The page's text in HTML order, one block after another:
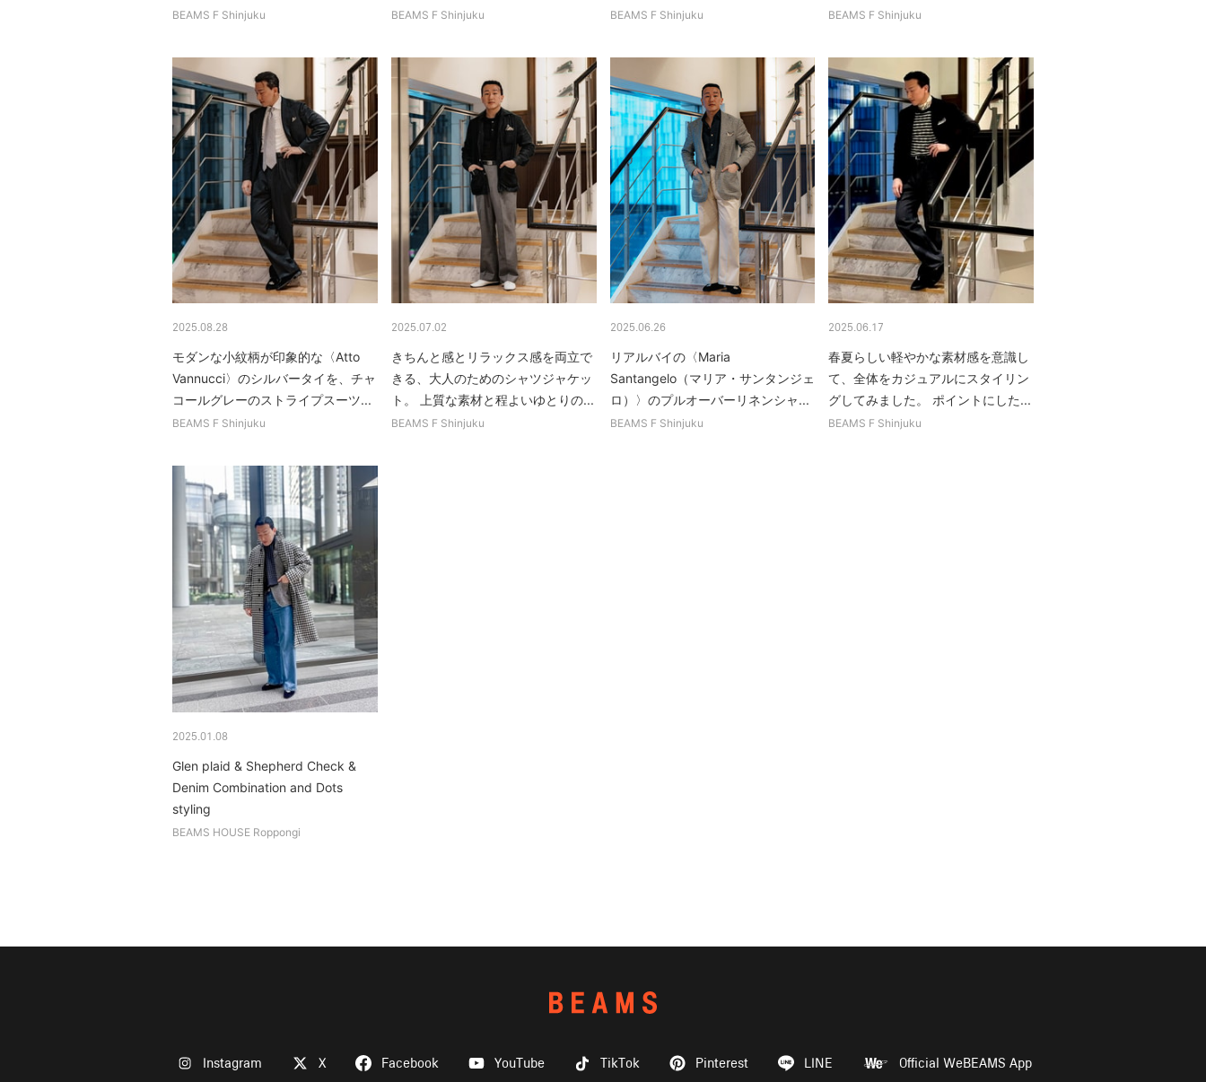
BEAMS F Shinjuku BEAMS F Shinjuku BEAMS F Shinjuku BEAMS F Shinjuku
2025.08.28
モダンな小紋柄が印象的な〈Atto
Vannucci〉のシルバータイを、チャ
コールグレーのストライプスーツ...
BEAMS F Shinjuku
2025.07.02
きちんと感とリラックス感を両立で
きる、大人のためのシャツジャケッ
ト。 上質な素材と程よいゆとりの...
BEAMS F Shinjuku
2025.06.26
リアルバイの〈Maria
Santangelo（マリア・サンタンジェ
ロ）〉のプルオーバーリネンシャ...
BEAMS F Shinjuku
2025.06.17
春夏らしい軽やかな素材感を意識し
て、全体をカジュアルにスタイリン
グしてみました。 ポイントにした...
BEAMS F Shinjuku
2025.01.08
Glen plaid & Shepherd Check &
Denim Combination and Dots
styling
BEAMS HOUSE Roppongi
Instagram X Facebook YouTube TikTok Pinterest LINE Official WeBEAMS App